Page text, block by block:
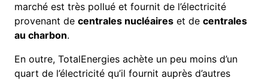
marché est très pollué et fournit de l’électricité
provenant de centrales nucléaires et de centrales
au charbon.
En outre, TotalEnergies achète un peu moins d’un
quart de l’électricité qu’il fournit auprès d’autres